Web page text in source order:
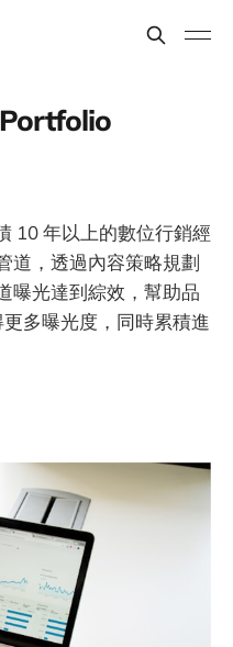
10 年以上的數位行銷經
道，透過內容策略規劃
曝光達到綜效，幫助品
多曝光度，同時累積進